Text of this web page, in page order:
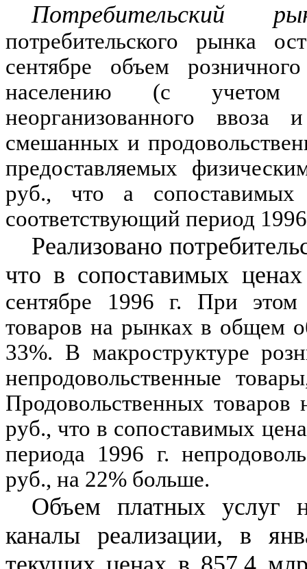
Потребительский
потребительского рынка
сентябре объем
населению (с учетом
неорганизованного
смешанных и
предоставляемых
руб., что а
соответствующий период 1996
Реализовано
что в сопоставимых
сентябре 1996 г. При этом
товаров на рынках в общем
33%. В макроструктуре
непродовольственные
Продовольственных
руб., что в сопоставимых
периода 1996 г.
руб., на 22% больше.
Объем платных услуг
каналы реализации, в